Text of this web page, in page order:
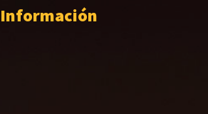
Información